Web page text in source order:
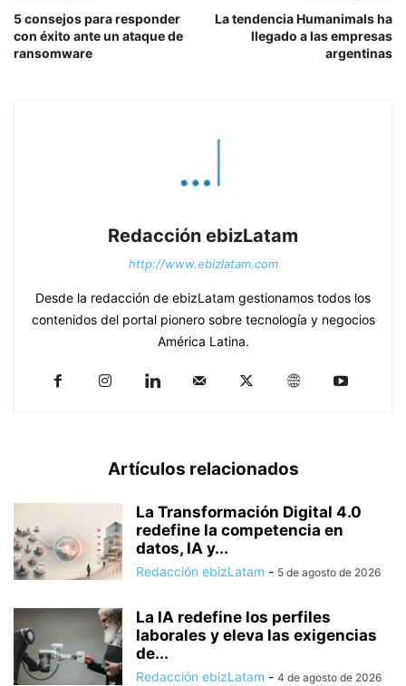
5 consejos para responder
con éxito ante un ataque de
ransomware
La tendencia Humanimals ha
llegado a las empresas
argentinas
Redacción ebizLatam
http://www.ebizlatam.com
Desde la redacción de ebizLatam gestionamos todos los
contenidos del portal pionero sobre tecnología y negocios
América Latina.
Artículos relacionados
La Transformación Digital 4.0
redefine la competencia en
datos, IA y...
Redacción ebizLatam - 5 de agosto de 2026
La IA redefine los perfiles
laborales y eleva las exigencias
de...
Redacción ebizLatam - 4 de agosto de 2026